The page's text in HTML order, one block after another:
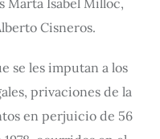
Marta Isabel Milloc,
Cisneros.
se les imputan a los
privaciones de la
en perjuicio de 56